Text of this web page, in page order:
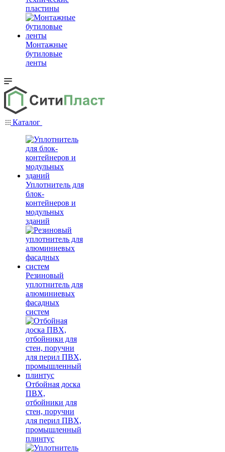
пластины
Монтажные
бутиловые
ленты
Каталог
Уплотнитель для
блок-
контейнеров и
модульных
зданий
Резиновый
уплотнитель для
алюминиевых
фасадных
систем
Отбойная доска
ПВХ,
отбойники для
стен, поручни
для перил ПВХ,
промышленный
плинтус